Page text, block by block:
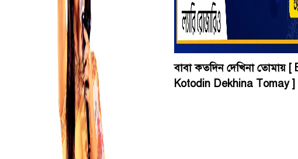
বাবা কতদিন দেখিনা তোমায় [
Kotodin Dekhina Tomay ]